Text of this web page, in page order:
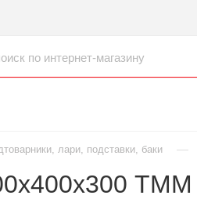
лари, подставки, баки —
ТММ